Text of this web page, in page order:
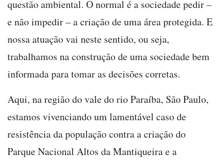
questão ambiental. O normal é a sociedade pedir –
e não impedir – a criação de uma área protegida. E
nossa atuação vai neste sentido, ou seja,
trabalhamos na construção de uma sociedade bem
informada para tomar as decisões corretas.
Aqui, na região do vale do rio Paraíba, São Paulo,
estamos vivenciando um lamentável caso de
resistência da população contra a criação do
Parque Nacional Altos da Mantiqueira e a